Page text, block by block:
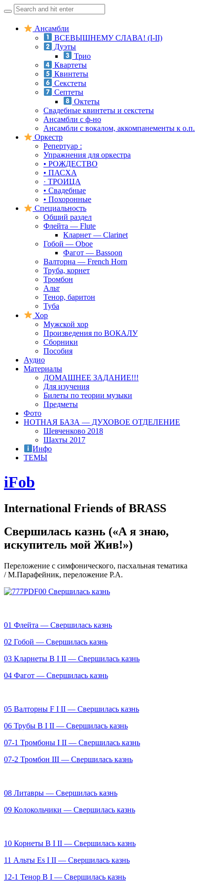
Search
for:
Skip
Ансамбли
ВСЕВЫШНЕМУ СЛАВА! (I-II)
Дуэты
Трио
Квартеты
Квинтеты
Секстеты
Септеты
Октеты
Свадебные квинтеты и секстеты
Ансамбли с ф-но
Ансамбли с вокалом, аккомпанементы к о.п.
Оркестр
Репертуар :
Упражнения для оркестра
• РОЖДЕСТВО
• ПАСХА
· ТРОИЦА
• Свадебные
• Похоронные
Специальность
Общий раздел
Флейта — Flute
Кларнет — Clarinet
Гобой — Oboe
Фагот — Bassoon
Валторна — French Horn
Труба, корнет
Тромбон
Альт
Тенор, баритон
Туба
Хор
Мужской хор
Произведения по ВОКАЛУ
Сборники
Пособия
Аудио
Материалы
ДОМАШНЕЕ ЗАДАНИЕ!!!
Для изучения
Билеты по теории музыки
Предметы
Фото
НОТНАЯ БАЗА — ДУХОВОЕ ОТДЕЛЕНИЕ
Шевченково 2018
Шахты 2017
Инфо
ТЕМЫ
iFob
International Friends of BRASS
Свершилась казнь («А я знаю,
искупитель мой Жив!»)
Переложение с симфонического, пасхальная тематика
/ М.Парафейник, переложение Р.А.
00 Свершилась казнь
01 Флейта — Свершилась казнь
02 Гобой — Свершилась казнь
03 Кларнеты B І ІІ — Свершилась казнь
04 Фагот — Свершилась казнь
05 Валторны F І ІІ — Свершилась казнь
06 Трубы В I II — Свершилась казнь
07-1 Тромбоны І ІІ — Свершилась казнь
07-2 Тромбон ІІІ — Свершилась казнь
08 Литавры — Свершилась казнь
09 Колокольчики — Свершилась казнь
10 Корнеты B І ІІ — Свершилась казнь
11 Альты Es І ІІ — Свершилась казнь
12-1 Тенор В I — Свершилась казнь